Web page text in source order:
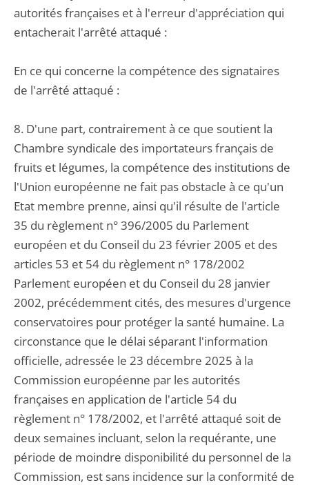
autorités françaises et à l'erreur d'appréciation qui
entacherait l'arrêté attaqué :
En ce qui concerne la compétence des signataires
de l'arrêté attaqué :
8. D'une part, contrairement à ce que soutient la
Chambre syndicale des importateurs français de
fruits et légumes, la compétence des institutions de
l'Union européenne ne fait pas obstacle à ce qu'un
Etat membre prenne, ainsi qu'il résulte de l'article
35 du règlement n° 396/2005 du Parlement
européen et du Conseil du 23 février 2005 et des
articles 53 et 54 du règlement n° 178/2002
Parlement européen et du Conseil du 28 janvier
2002, précédemment cités, des mesures d'urgence
conservatoires pour protéger la santé humaine. La
circonstance que le délai séparant l'information
officielle, adressée le 23 décembre 2025 à la
Commission européenne par les autorités
françaises en application de l'article 54 du
règlement n° 178/2002, et l'arrêté attaqué soit de
deux semaines incluant, selon la requérante, une
période de moindre disponibilité du personnel de la
Commission, est sans incidence sur la conformité de